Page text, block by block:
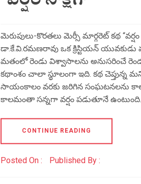
మెరుపులు-కొరతలు మెర్సీ
డా.కే.వి.రమణరావు ఒక క్రిస్టియన్
మతంలో రెండు విశ్వాసాలను అనుసరించే
కథాంశం చాలా స్థూలంగా ఇది. కథ చెప్తున్న
సాయంకాలం వరకు జరిగిన సంఘటనలను
కాలమంతా సన్నగా వర్షం పడుతూనే ఉంటుంది.
CONTINUE READING
Posted On : Published By :